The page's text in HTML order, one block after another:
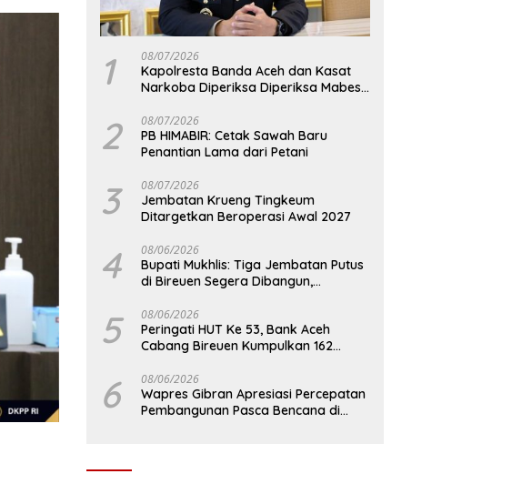
1 08/07/2026
Kapolresta Banda Aceh dan Kasat
Narkoba Diperiksa Diperiksa Mabes
2 08/07/2026
PB HIMABIR: Cetak Sawah Baru
Penantian Lama dari Petani
3 08/07/2026
Jembatan Krueng Tingkeum
Ditargetkan Beroperasi Awal 2027
4 08/06/2026
Bupati Mukhlis: Tiga Jembatan Putus
di Bireuen Segera Dibangun,
5 08/06/2026
Peringati HUT Ke 53, Bank Aceh
Cabang Bireuen Kumpulkan 162
6 08/06/2026
Wapres Gibran Apresiasi Percepatan
Pembangunan Pasca Bencana di